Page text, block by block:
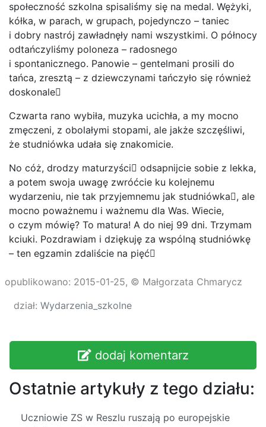
społeczność szkolna spisaliśmy się na medal. Wężyki,
kółka, w parach, w grupach, pojedynczo – taniec
i dobry nastrój zawładnęły nami wszystkimi. O północy
odtańczyliśmy poloneza – radosnego
i spontanicznego. Panowie – gentelmani prosili do
tańca, zresztą – z dziewczynami tańczyło się również
doskonale
Czwarta rano wybiła, muzyka ucichła, a my mocno
zmęczeni, z obolałymi stopami, ale jakże szczęśliwi,
że studniówka udała się znakomicie.
No cóż, drodzy maturzyści odsapnijcie sobie z lekka,
a potem swoja uwagę zwróćcie ku kolejnemu
wydarzeniu, nie tak przyjemnemu jak studniówka, ale
mocno poważnemu i ważnemu dla Was. Wiecie,
o czym mówię? To matura! A do niej 99 dni. Trzymam
kciuki. Pozdrawiam i dziękuję za wspólną studniówkę
– ten egzamin zdaliście na pięć
opublikowano: 2015-01-25, © Małgorzata Chmarycz
dział: Wydarzenia_szkolne
dodaj komentarz
Ostatnie artykuły z tego działu:
Uczniowie ZS w Reszlu ruszają po europejskie